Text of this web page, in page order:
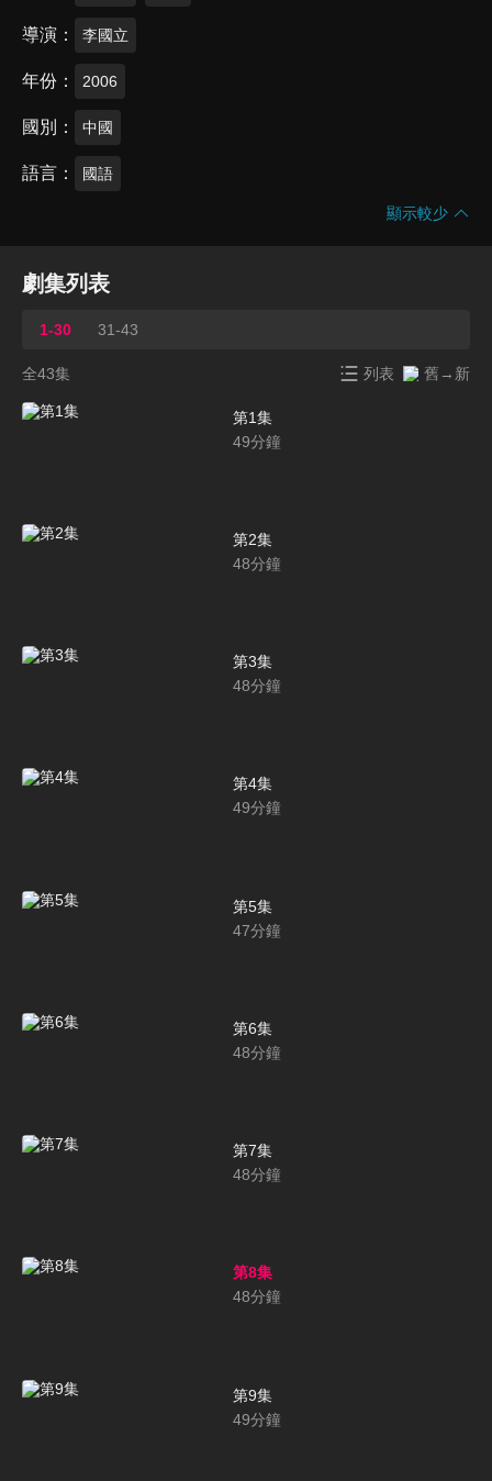
導演 李國立
年份 2006
國別 中國
語言 國語
顯示較少
劇集列表
1-30 31-43
全43集 列表 舊→新
第1集
49分鐘
第2集
48分鐘
第3集
48分鐘
第4集
49分鐘
第5集
47分鐘
第6集
48分鐘
第7集
48分鐘
第8集
48分鐘
第9集
49分鐘